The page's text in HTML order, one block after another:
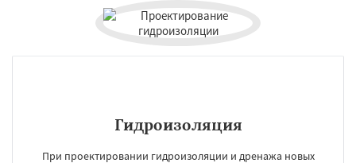
Гидроизоляция
При проектировании гидроизоляции и дренажа новых